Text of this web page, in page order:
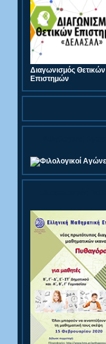
Διαγωνισμός Θετικών
Επιστημών